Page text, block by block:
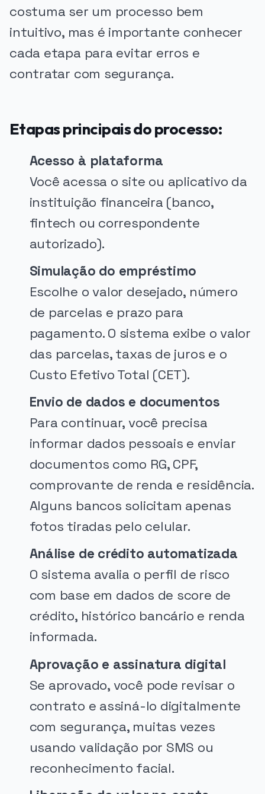
costuma ser um processo bem
intuitivo, mas é importante conhecer
cada etapa para evitar erros e
contratar com segurança.
Etapas principais do processo:
Acesso à plataforma
Você acessa o site ou aplicativo da
instituição financeira (banco,
fintech ou correspondente
autorizado).
Simulação do empréstimo
Escolhe o valor desejado, número
de parcelas e prazo para
pagamento. O sistema exibe o valor
das parcelas, taxas de juros e o
Custo Efetivo Total (CET).
Envio de dados e documentos
Para continuar, você precisa
informar dados pessoais e enviar
documentos como RG, CPF,
comprovante de renda e residência.
Alguns bancos solicitam apenas
fotos tiradas pelo celular.
Análise de crédito automatizada
O sistema avalia o perfil de risco
com base em dados de score de
crédito, histórico bancário e renda
informada.
Aprovação e assinatura digital
Se aprovado, você pode revisar o
contrato e assiná-lo digitalmente
com segurança, muitas vezes
usando validação por SMS ou
reconhecimento facial.